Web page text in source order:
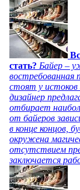
стать? Байер –
востребованная
стоят у истоков
дизайнер
отбирает
от байеров
в конце концов,
окружена
отсутствием
заключается